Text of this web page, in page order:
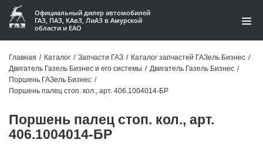
Официальный дилер автомобилей
ГАЗ, ПАЗ, КАвЗ, ЛиАЗ в Амурской
области и ЕАО
Акции
Контакты
Главная / Каталог / Запчасти ГАЗ / Каталог запчастей ГАЗель Бизнес /
Двигатель Газель Бизнес и его системы / Двигатель Газель Бизнес /
Поршень ГАЗель Бизнес /
Поршень палец стоп. кол., арт. 406.1004014-БР
Поршень палец стоп. кол., арт.
406.1004014-БР